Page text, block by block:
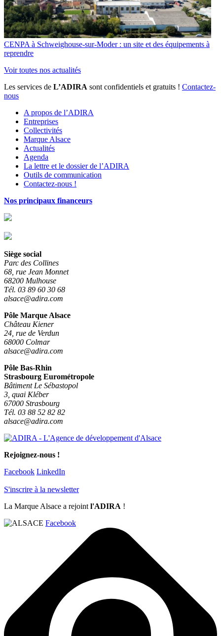
CENPA à Schweighouse-sur-Moder : un site et des équipements à
reprendre
Voir toutes nos actualités
Les services de L’ADIRA sont confidentiels et gratuits ! Contactez-
nous
A propos de l’ADIRA
Entreprises
Collectivités
Marque Alsace
Actualités
Agenda
La lettre et le dossier de l’ADIRA
Outils de communication
Contactez-nous !
Nos principaux financeurs
Siège social
Parc des Collines
68, rue Jean Monnet
68200 Mulhouse
Tél. 03 89 60 30 68
alsace@adira.com
Pôle Marque Alsace
Château Kiener
24, rue de Verdun
68000 Colmar
alsace@adira.com
Pôle Bas-Rhin
Strasbourg Eurométropole
Bâtiment Le Sébastopol
3, quai Kléber
67000 Strasbourg
Tél. 03 88 52 82 82
alsace@adira.com
Rejoignez-nous !
Facebook LinkedIn
S'inscrire à la newsletter
La Marque Alsace a rejoint l'ADIRA !
Facebook